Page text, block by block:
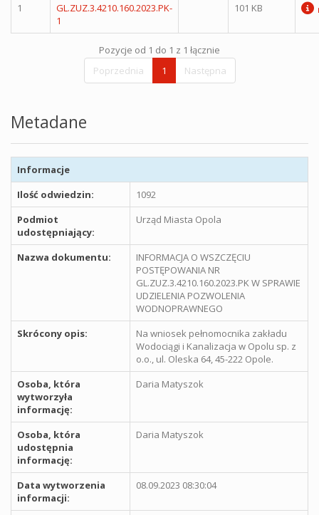
1
GL.ZUZ.3.4210.160.2023.PK-
1
101 KB
Pozycje od 1 do 1 z 1 łącznie
Poprzednia
1 Następna
Metadane
Informacje
Ilość odwiedzin:
1092
Podmiot
udostępniający:
Urząd Miasta Opola
Nazwa dokumentu:
INFORMACJA O WSZCZĘCIU
POSTĘPOWANIA NR
GL.ZUZ.3.4210.160.2023.PK W SPRAWIE
UDZIELENIA POZWOLENIA
WODNOPRAWNEGO
Skrócony opis:
Na wniosek pełnomocnika zakładu
Wodociągi i Kanalizacja w Opolu sp. z
o.o., ul. Oleska 64, 45-222 Opole.
Osoba, która
wytworzyła
informację:
Daria Matyszok
Osoba, która
udostępnia
informację:
Daria Matyszok
Data wytworzenia
informacji:
08.09.2023 08:30:04